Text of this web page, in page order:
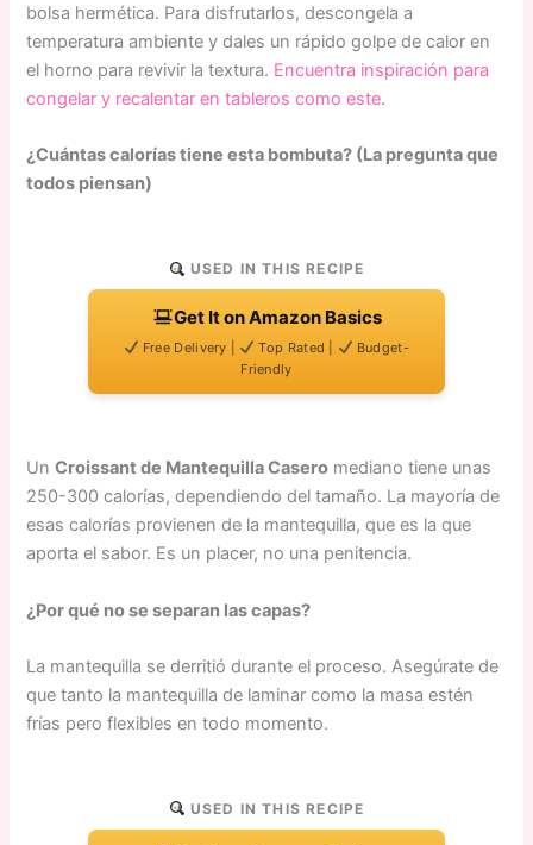
bolsa hermética. Para disfrutarlos, descongela a
temperatura ambiente y dales un rápido golpe de calor en
el horno para revivir la textura. Encuentra inspiración para
congelar y recalentar en tableros como este.
¿Cuántas calorías tiene esta bombuta? (La pregunta que
todos piensan)
USED IN THIS RECIPE
Get It on Amazon Basics
Free Delivery | Top Rated |
Budget-
Friendly
UnCroissant de Mantequilla Casero mediano tiene unas
250-300 calorías, dependiendo del tamaño. La mayoría de
esas calorías provienen de la mantequilla, que es la que
aporta el sabor. Es un placer, no una penitencia.
¿Por qué no se separan las capas?
La mantequilla se derritió durante el proceso. Asegúrate de
que tanto la mantequilla de laminar como la masa estén
frías pero flexibles en todo momento.
USED IN THIS RECIPE